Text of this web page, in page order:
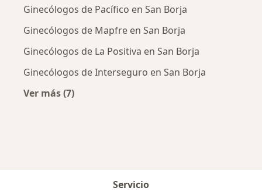
Ginecólogos de Pacífico en San Borja
Ginecólogos de Mapfre en San Borja
Ginecólogos de La Positiva en San Borja
Ginecólogos de Interseguro en San Borja
Ver más (7)
Servicio